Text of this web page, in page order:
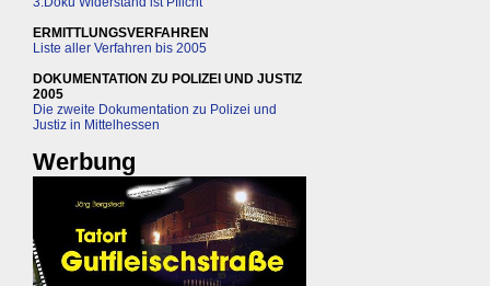
ERMITTLUNGSVERFAHREN
Liste aller Verfahren bis 2005
DOKUMENTATION ZU POLIZEI UND JUSTIZ
2005
Die zweite Dokumentation zu Polizei und
Justiz in Mittelhessen
Werbung